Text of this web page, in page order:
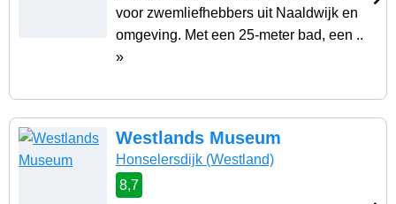
voor zwemliefhebbers uit Naaldwijk en
omgeving. Met een 25-meter bad, een ..
»
Westlands Museum
Honselersdijk (Westland)
8,7